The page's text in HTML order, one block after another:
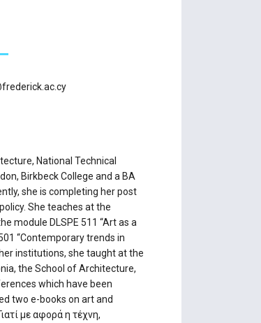
National Technical
Birkbeck College and a BA
she is completing her post
She teaches at the
module DLSPE 511 “Art as a
“Contemporary trends in
institutions, she taught at the
the School of Architecture,
which have been
two e-books on art and
με αφορά η τέχνη,